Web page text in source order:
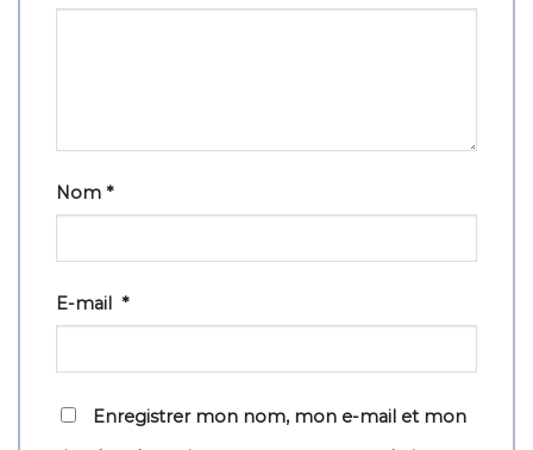
Nom *
E-mail *
Enregistrer mon nom, mon e-mail et mon